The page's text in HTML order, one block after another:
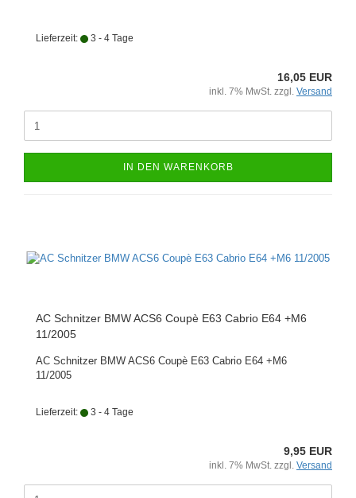
Lieferzeit: 3 - 4 Tage
16,05 EUR
inkl. 7% MwSt. zzgl. Versand
IN DEN WARENKORB
AC Schnitzer BMW ACS6 Coupè E63 Cabrio E64 +M6
11/2005
AC Schnitzer BMW ACS6 Coupè E63 Cabrio E64 +M6
11/2005
Lieferzeit: 3 - 4 Tage
9,95 EUR
inkl. 7% MwSt. zzgl. Versand